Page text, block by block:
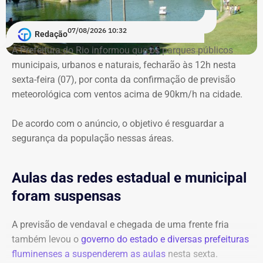
contra o oficial em decorrência do Processo
Administrativo Disciplinar (PAD) por denúncias de
assédio sexual e moral contra bombeiras subordinadas.
Redação07/08/2026 10:32
A Prefeitura do Rio informou que os parques públicos
municipais, urbanos e naturais, fecharão às 12h nesta
sexta-feira (07), por conta da confirmação de previsão
meteorológica com ventos acima de 90km/h na cidade.
De acordo com o anúncio, o objetivo é resguardar a
segurança da população nessas áreas.
Aulas das redes estadual e municipal
foram suspensas
A previsão de vendaval e chegada de uma frente fria
também levou o governo do estado e diversas prefeituras
fluminenses a suspenderem as aulas nesta sexta.